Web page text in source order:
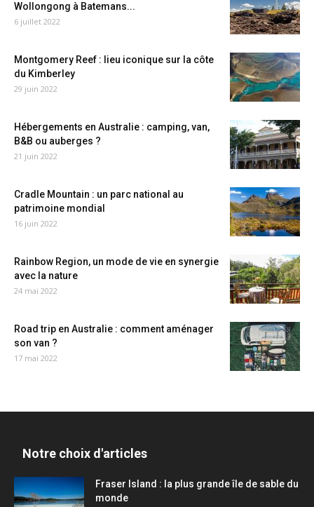
Wollongong à Batemans...
6 juillet 2022
Montgomery Reef : lieu iconique sur la côte
du Kimberley
29 juin 2022
Hébergements en Australie : camping, van,
B&B ou auberges ?
21 juin 2022
Cradle Mountain : un parc national au
patrimoine mondial
16 juin 2022
Rainbow Region, un mode de vie en synergie
avec la nature
24 mai 2022
Road trip en Australie : comment aménager
son van ?
17 mai 2022
Notre choix d'articles
Fraser Island : la plus grande île de sable du
monde